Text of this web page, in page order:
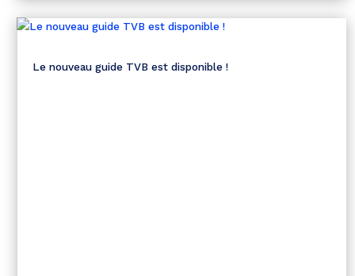
Le nouveau guide TVB est disponible !